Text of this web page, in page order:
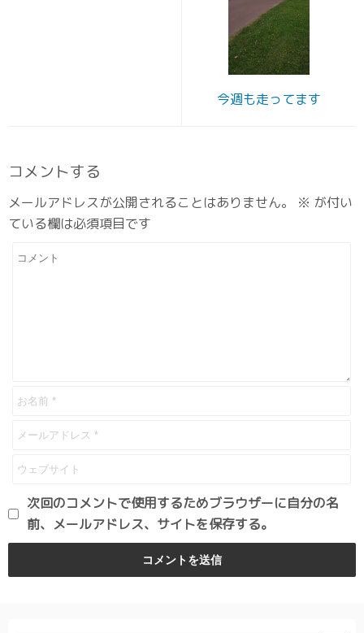
今週も走ってます
コメントする
メールアドレスが公開されることはありません。 ※ が付い
ている欄は必須項目です
次回のコメントで使用するためブラウザーに自分の名
前、メールアドレス、サイトを保存する。